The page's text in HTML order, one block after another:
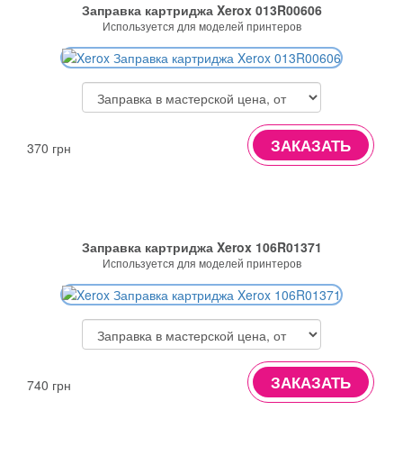
Заправка картриджа Xerox 013R00606
Используется для моделей принтеров
370 грн ЗАКАЗАТЬ
Заправка картриджа Xerox 106R01371
Используется для моделей принтеров
740 грн ЗАКАЗАТЬ